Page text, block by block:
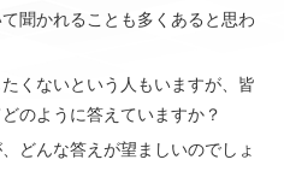
聞かれることも多くあると思わ
くないという人もいますが、皆
のように答えていますか？
どんな答えが望ましいのでしょ